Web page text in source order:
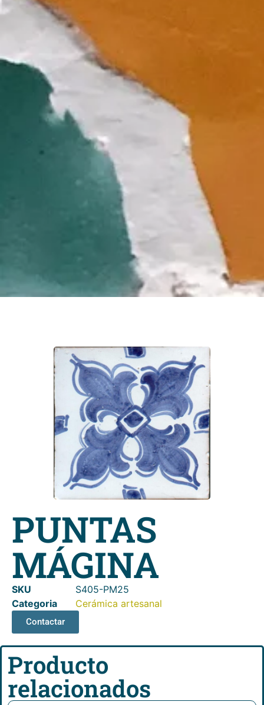
PUNTAS
MÁGINA
SKU
S405-PM25
Categoria
Cerámica artesanal
Contactar
Producto
relacionados